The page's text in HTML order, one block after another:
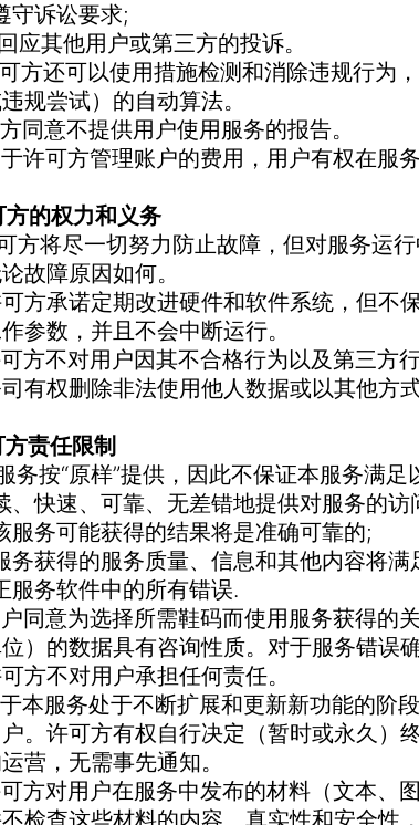
守诉讼要求;
应其他用户或第三方的投诉。
方还可以使用措施检测和消除违规行为
规尝试）的自动算法。
同意不提供用户使用服务的报告。
许可方管理账户的费用，用户有权在服
方的权力和义务
方将尽一切努力防止故障，但对服务运
故障原因如何。
方承诺定期改进硬件和软件系统，但不
参数，并且不会中断运行。
方不对用户因其不合格行为以及第三方
有权删除非法使用他人数据或以其他方
责任限制
务按“原样”提供，因此不保证本服务满足
、快速、可靠、无差错地提供对服务的访
服务可能获得的结果将是准确可靠的;
务获得的服务质量、信息和其他内容将满
服务软件中的所有错误.
同意为选择所需鞋码而使用服务获得的
）的数据具有咨询性质。对于服务错误
方不对用户承担任何责任。
本服务处于不断扩展和更新新功能的阶
。许可方有权自行决定（暂时或永久）
营，无需事先通知。
方对用户在服务中发布的材料（文本、
检查这些材料的内容、真实性和安全性